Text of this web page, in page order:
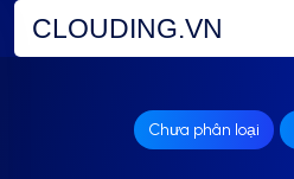
CLOUDING.VN
Chưa phân loại